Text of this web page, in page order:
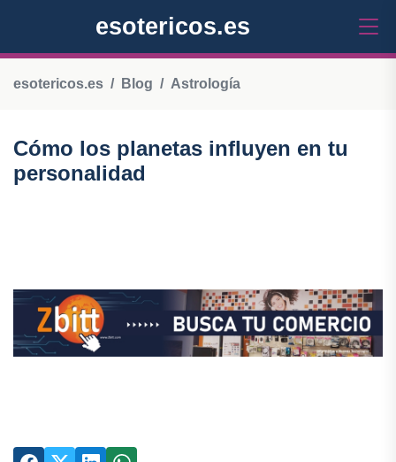
esotericos.es
esotericos.es Blog Astrología
Cómo los planetas influyen en tu
personalidad